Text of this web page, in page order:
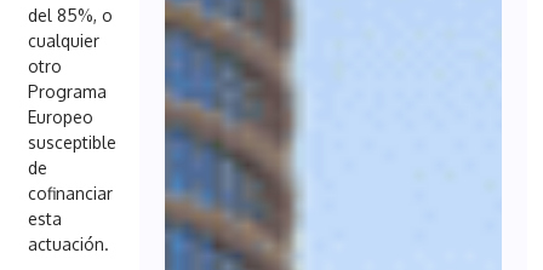
del 85%, o
cualquier
otro
Programa
Europeo
susceptible
de
cofinanciar
esta
actuación.